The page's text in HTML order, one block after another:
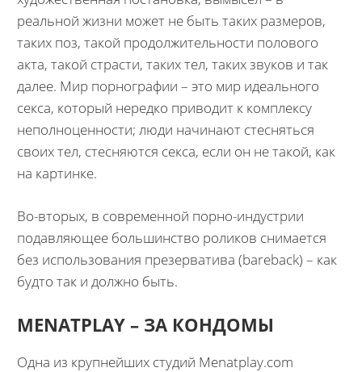
реальной жизни может не быть таких размеров,
таких поз, такой продолжительности полового
акта, такой страсти, таких тел, таких звуков и так
далее. Мир порнографии – это мир идеального
секса, который нередко приводит к комплексу
неполноценности; люди начинают стесняться
своих тел, стесняются секса, если он не такой, как
на картинке.
Во-вторых, в современной порно-индустрии
подавляющее большинство роликов снимается
без использования презерватива (bareback) – как
будто так и должно быть.
MENATPLAY – ЗА КОНДОМЫ
Одна из крупнейших студий Menatplay.com